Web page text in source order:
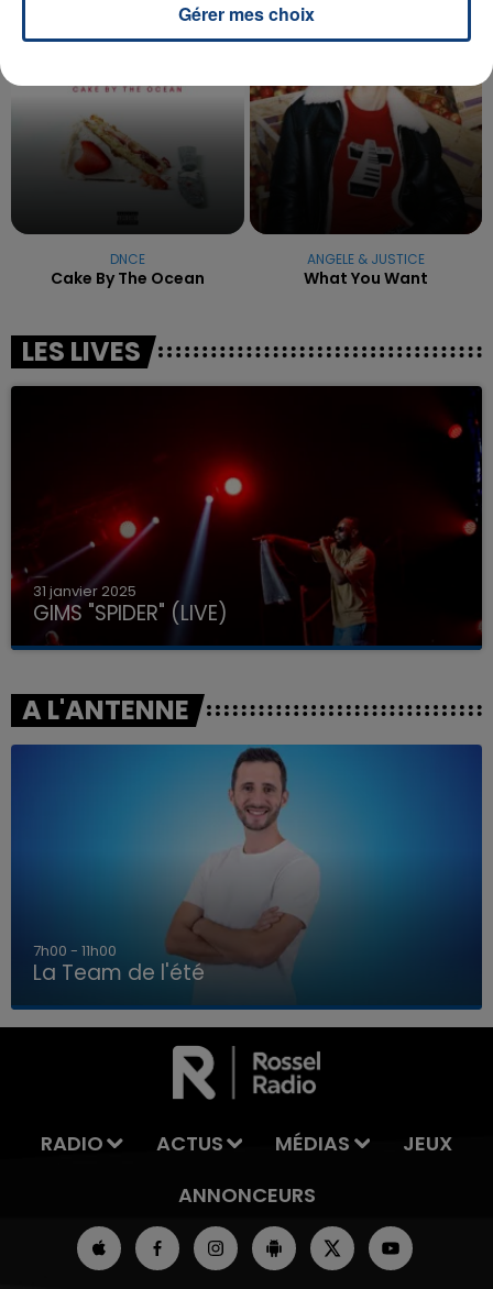
LA TEAM DE L'ÉTÉ
DNCE
Cake By The Ocean
ANGELE & JUSTICE
What You Want
LES LIVES
31 janvier 2025
GIMS "SPIDER" (LIVE)
A L'ANTENNE
7h00 - 11h00
La Team de l'été
RADIO ACTUS MÉDIAS
JEUX
ANNONCEURS
Gérer mes choix